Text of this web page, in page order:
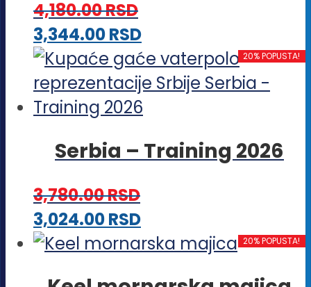
biti
izabrane
na
stranici
proizvoda.
4,180.00RSD
3,344.00RSDOvaj
proizvod
ima
više
Opcije
na
stranici
20% POPUSTA!
Serbia – Training 2026
3,780.00RSD
3,024.00RSDOvaj
proizvod
20% POPUSTA!